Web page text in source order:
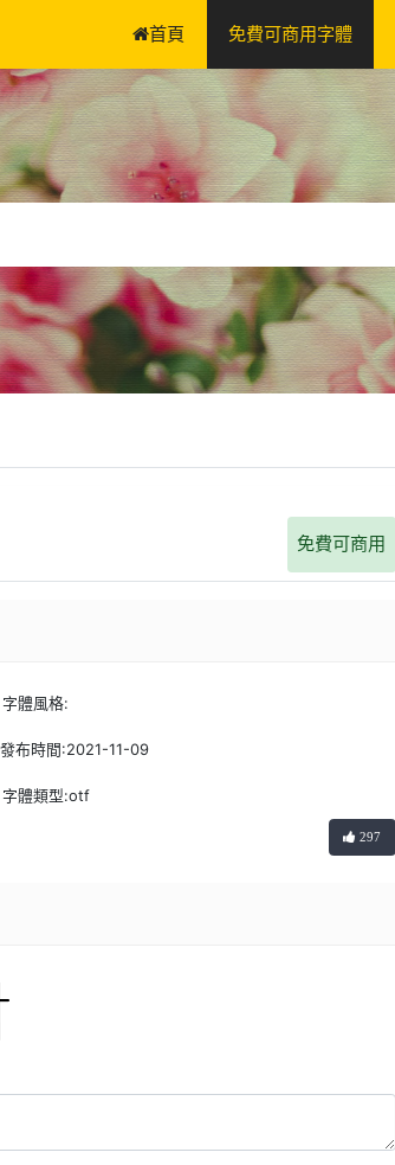
首頁 免費可商用字體
免費可商用
字體風格:
發布時間:2021-11-09
字體類型:otf
297